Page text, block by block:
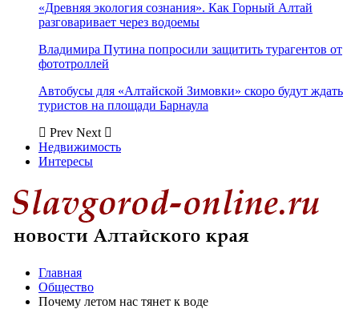
«Древняя экология сознания». Как Горный Алтай
разговаривает через водоемы
Владимира Путина попросили защитить турагентов от
фототроллей
Автобусы для «Алтайской Зимовки» скоро будут ждать
туристов на площади Барнаула
Prev Next
Недвижимость
Интересы
Главная
Общество
Почему летом нас тянет к воде